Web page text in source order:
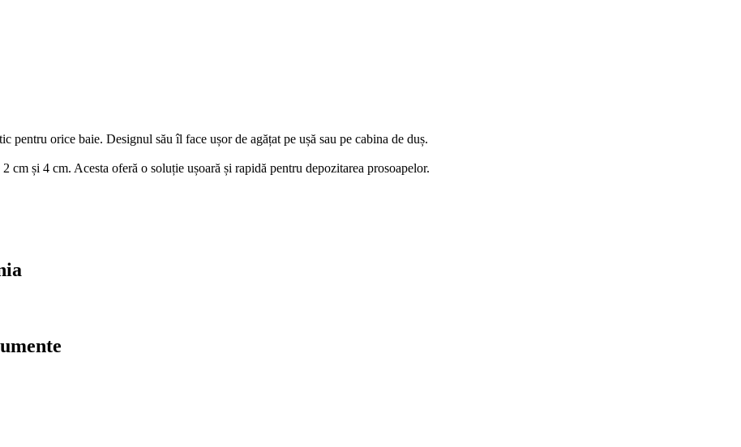
pentru orice baie. Designul său îl face ușor de agățat pe ușă sau pe cabina de duș.
și 4 cm. Acesta oferă o soluție ușoară și rapidă pentru depozitarea prosoapelor.